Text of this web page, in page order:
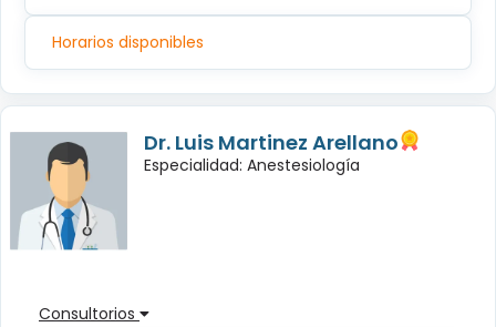
Horarios disponibles
Dr. Luis Martinez Arellano
Especialidad: Anestesiología
Consultorios